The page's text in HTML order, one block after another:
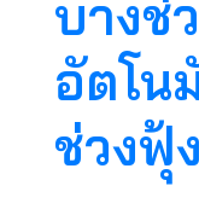
บางช่
อัตโน
ช่วงฟุ้